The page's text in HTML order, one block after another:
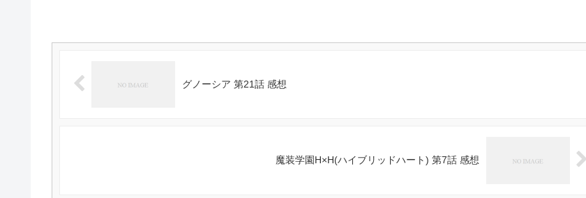
グノーシア 第21話 感想
魔装学園H×H(ハイブリッドハート) 第7話 感想